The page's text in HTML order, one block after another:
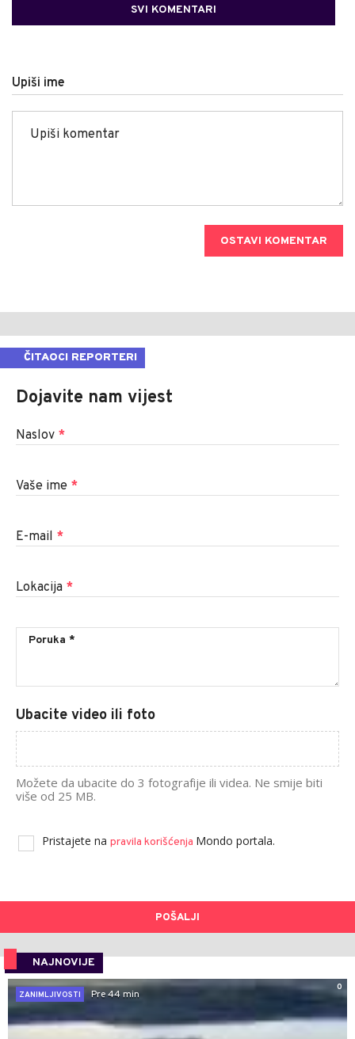
SVI KOMENTARI
Upiši ime
OSTAVI KOMENTAR
ČITAOCI REPORTERI
Dojavite nam vijest
Naslov *
Vaše ime *
E-mail *
Lokacija *
Ubacite video ili foto
Možete da ubacite do 3 fotografije ili videa. Ne smije biti
više od 25 MB.
Pristajete na pravila korišćenja Mondo portala.
POŠALJI
NAJNOVIJE
0
ZANIMLJIVOSTI
Pre 44 min